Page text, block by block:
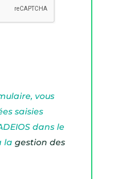
vous
saisies
dans le
la gestion des